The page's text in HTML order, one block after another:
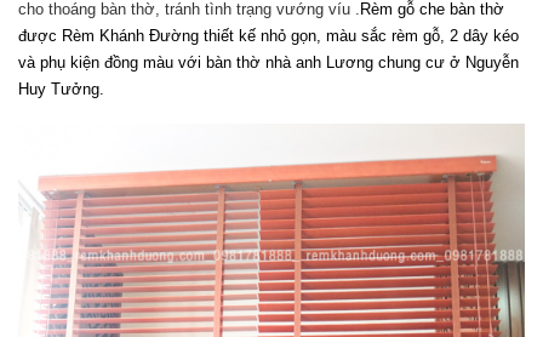
cho thoáng bàn thờ, tránh tình trạng vướng víu . Rèm gỗ che bàn thờ
được Rèm Khánh Đường thiết kế nhỏ gọn, màu sắc rèm gỗ, 2 dây kéo
và phụ kiện đồng màu với bàn thờ nhà anh Lương chung cư ở Nguyễn
Huy Tưởng.